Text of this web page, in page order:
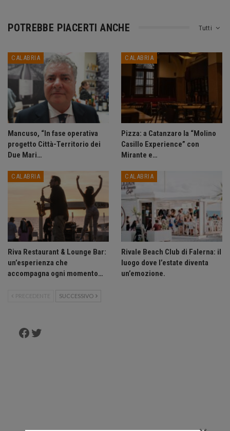
Tutti
POTREBBE PIACERTI ANCHE
CALABRIA
Mancuso, “In fase operativa
progetto Città-Territorio dei
Due Mari…
CALABRIA
Pizza: a Catanzaro la “Molino
Casillo Experience” con
Mirante e…
CALABRIA
Riva Restaurant & Lounge Bar:
un’esperienza che
accompagna ogni momento…
CALABRIA
Rivale Beach Club di Falerna: il
luogo dove l’estate diventa
un’emozione.
PRECEDENTE SUCCESSIVO
Facebook
Twitter